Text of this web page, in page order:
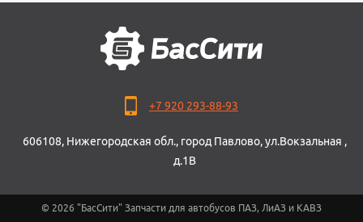
+7 920 293-88-93
606108, Нижегородская обл., город Павлово, ул.Вокзальная ,
д.1В
© 2026 "БасСити" Запчасти для автобусов ПАЗ, ЛиАЗ и КАВЗ